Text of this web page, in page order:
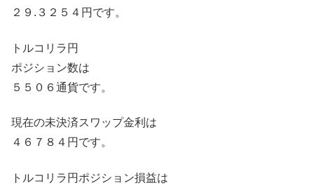
２９.３２５４円です。
トルコリラ円
ポジション数は
５５０６通貨です。
現在の未決済スワップ金利は
４６７８４円です。
トルコリラ円ポジション損益は